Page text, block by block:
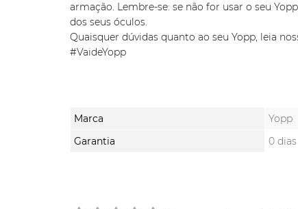
armação. Lembre-se: se não for usar o seu
dos seus óculos.
Quaisquer dúvidas quanto ao seu Yopp, leia
#VaideYopp
Marca
Yopp
Garantia
0 dias